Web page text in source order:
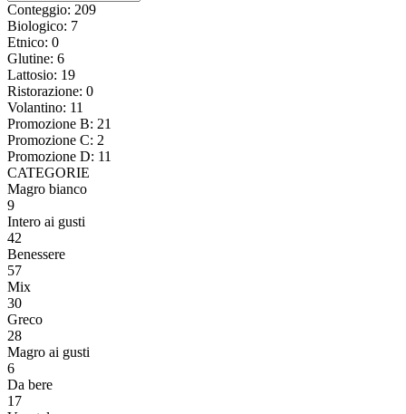
Conteggio: 209
Biologico: 7
Etnico: 0
Glutine: 6
Lattosio: 19
Ristorazione: 0
Volantino: 11
Promozione B: 21
Promozione C: 2
Promozione D: 11
CATEGORIE
Magro bianco
9
Intero ai gusti
42
Benessere
57
Mix
30
Greco
28
Magro ai gusti
6
Da bere
17